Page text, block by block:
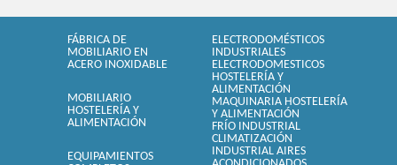
FÁBRICA DE
MOBILIARIO EN
ACERO INOXIDABLE
MOBILIARIO
HOSTELERÍA Y
ALIMENTACIÓN
EQUIPAMIENTOS
ELECTRODOMÉSTICOS
INDUSTRIALES
ELECTRODOMESTICOS
HOSTELERÍA Y
ALIMENTACIÓN
MAQUINARIA HOSTELERÍA
Y ALIMENTACIÓN
FRÍO INDUSTRIAL
CLIMATIZACIÓN
INDUSTRIAL AIRES